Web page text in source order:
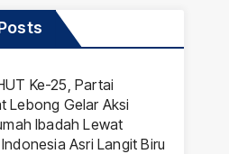
Layani
Ke-25, Partai
Lebong Gelar Aksi
Ibadah Lewat
Asri Langit Biru